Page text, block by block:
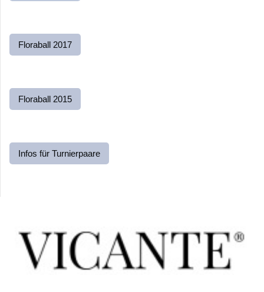
Floraball 2017
Floraball 2015
Infos für Turnierpaare